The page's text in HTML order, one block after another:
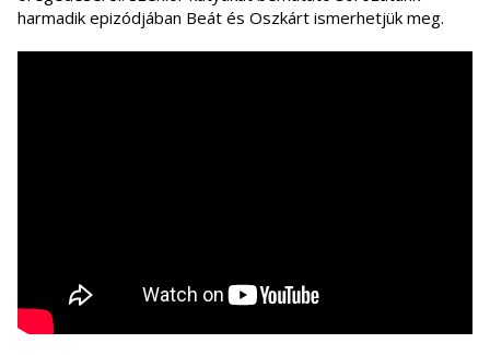
harmadik epizódjában Beát és Oszkárt ismerhetjük meg.